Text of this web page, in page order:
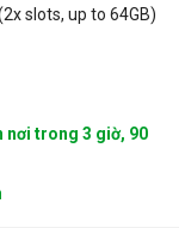
slots, up to 64GB)
nơi trong 3 giờ, 90